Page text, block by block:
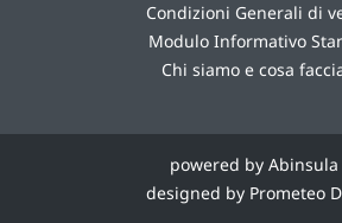
Condizioni Generali di
Modulo Informativo
Chi siamo e cosa
powered by
designed by Prometeo